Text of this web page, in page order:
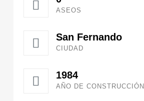
ASEOS
San Fernando
CIUDAD
1984
AÑO DE CONSTRUCCIÓN